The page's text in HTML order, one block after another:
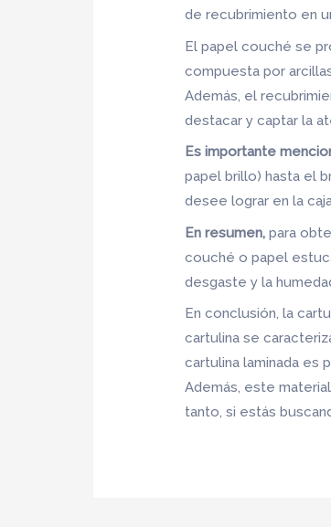
de recubrimiento en
El papel couché se
compuesta por
Además, el
destacar y captar la
Es importante
papel brillo) hasta el
desee lograr en la
En resumen, para
couché o papel
desgaste y la
En conclusión, la
cartulina se
cartulina laminada es
Además, este
tanto, si estás